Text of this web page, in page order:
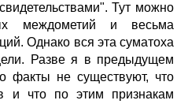
Тут можно
междометий и весьма
Однако вся эта суматоха
Разве я в предыдущем
факты не существуют, что
и что по этим признакам